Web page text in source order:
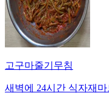
고구마줄기무침
새벽에 24시간 식자재